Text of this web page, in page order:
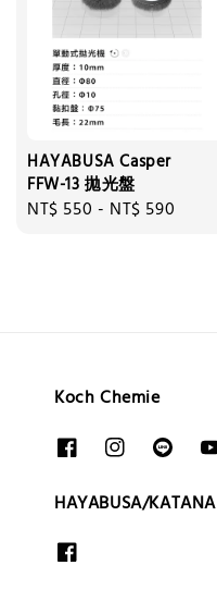
HAYABUSA Casper
FFW-13 拋光盤
Regular
NT$ 550 - NT$ 590
Koch Chemie
HAYABUSA/KATANA